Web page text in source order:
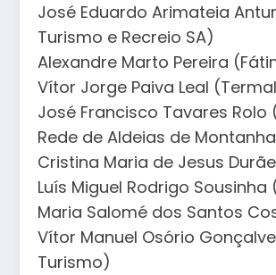
José Eduardo Arimateia
Turismo e Recreio SA)
Alexandre Marto Pereira
Vítor Jorge Paiva Leal
José Francisco Tavares
Rede de Aldeias de
Cristina Maria de Jesus
Luís Miguel Rodrigo
Maria Salomé dos Santos
Vítor Manuel Osório
Turismo)